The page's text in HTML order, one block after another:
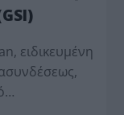
ειδικευμένη